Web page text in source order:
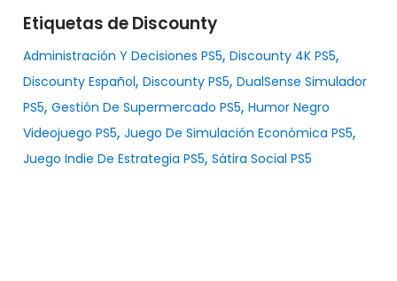
Etiquetas de Discounty
Administración Y Decisiones PS5, Discounty 4K PS5,
Discounty Español, Discounty PS5, DualSense Simulador
PS5, Gestión De Supermercado PS5, Humor Negro
Videojuego PS5, Juego De Simulación Económica PS5,
Juego Indie De Estrategia PS5, Sátira Social PS5